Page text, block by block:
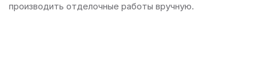
производить отделочные работы вручную.